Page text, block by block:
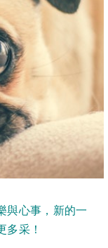
與心事，新的一
采！